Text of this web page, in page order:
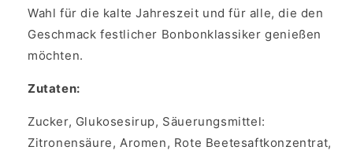
Wahl für die kalte Jahreszeit und für alle, die den
Geschmack festlicher Bonbonklassiker genießen
möchten.
Zutaten:
Zucker, Glukosesirup, Säuerungsmittel:
Zitronensäure, Aromen, Rote Beetesaftkonzentrat,